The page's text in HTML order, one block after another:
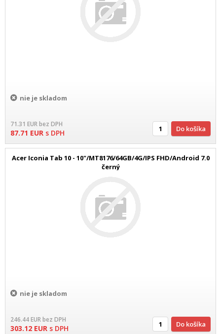
nie je skladom
71.31 EURbez DPH
87.71 EUR s DPH Do košíka
Acer Iconia Tab 10 - 10"/MT8176/64GB/4G/IPS FHD/Android 7.0
černý
nie je skladom
246.44EURbez DPH
303.12 EUR s DPH Do košíka